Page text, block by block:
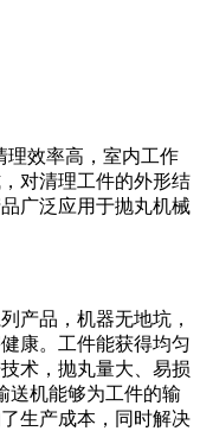
理效率高，室内工作
对清理工件的外形结
广泛应用于抛丸机械
产品，机器无地坑，
康。工件能获得均匀
术，抛丸量大、易损
送机能够为工件的输
生产成本，同时解决